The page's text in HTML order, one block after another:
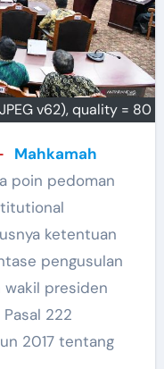
v62), quality = 80
Mahkamah
poin pedoman
ketentuan
pengusulan
wakil presiden
222
2017 tentang